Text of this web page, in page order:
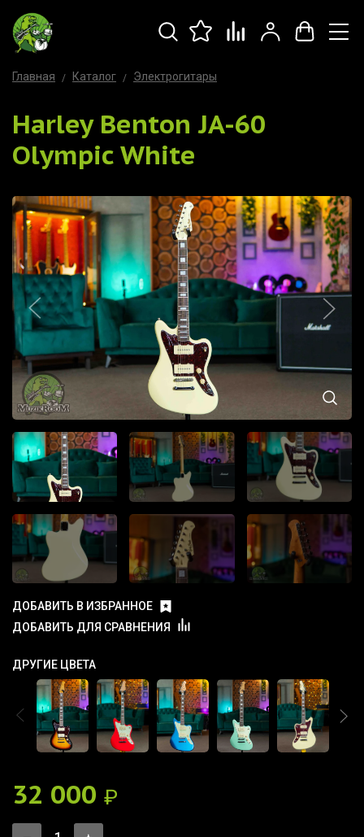
Главная Каталог Электрогитары
Harley Benton JA-60
Olympic White
ДОБАВИТЬ В ИЗБРАННОЕ
ДОБАВИТЬ ДЛЯ СРАВНЕНИЯ
ДРУГИЕ ЦВЕТА
32 000 ₽